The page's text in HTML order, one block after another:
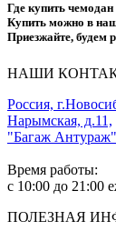
Где купить
Купить можно в
Приезжайте, будем
НАШИ
Россия,
Нарымская, д.11,
"Багаж Антураж"
Время работы:
c 10:00 до 21:00
ПОЛЕЗНАЯ